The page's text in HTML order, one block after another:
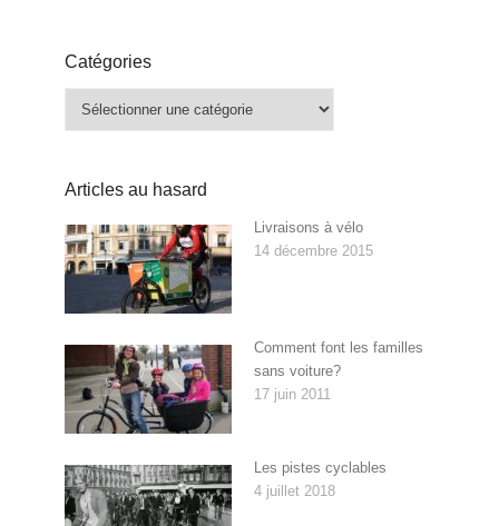
Catégories
Articles au hasard
Livraisons à vélo
14 décembre 2015
Comment font les familles
sans voiture?
17 juin 2011
Les pistes cyclables
4 juillet 2018